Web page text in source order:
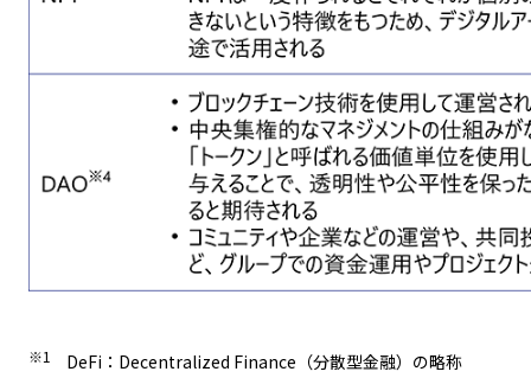
※1 DeFi：Decentralized Finance（分散型金融）の略称